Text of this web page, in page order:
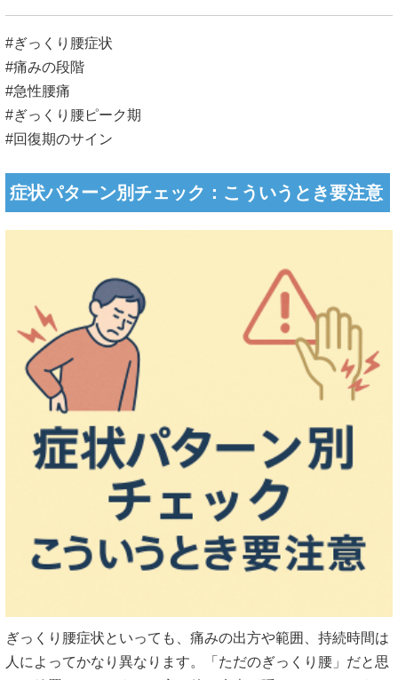
#ぎっくり腰症状
#痛みの段階
#急性腰痛
#ぎっくり腰ピーク期
#回復期のサイン
症状パターン別チェック：こういうとき要注意
ぎっくり腰症状といっても、痛みの出方や範囲、持続時間は
人によってかなり異なります。「ただのぎっくり腰」だと思